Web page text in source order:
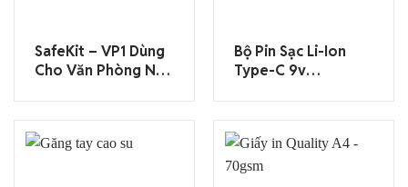
SafeKit – VP1 Dùng
Cho Văn Phòng Nhỏ
Bộ Pin Sạc Li-Ion
Type-C 9v